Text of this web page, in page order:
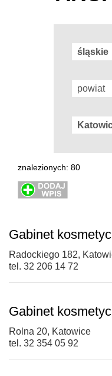
znalezionych: 80
Gabinet
Radockiego 182,
tel. 32 206 14 72
Gabinet
Rolna 20, Katowice
tel. 32 354 05 92